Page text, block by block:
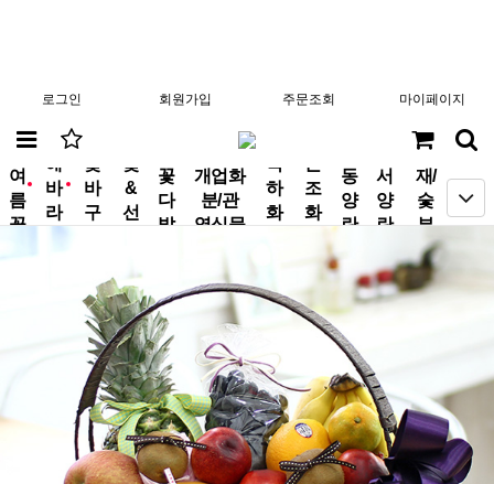
로그인 회원가입 주문조회 마이페이지
new
여
름
꽃
new
해
바
라
꽃
바
구
꽃
&
선
꽃
다
발
개업화
분/관
엽식물
축
하
화
근
조
화
동
양
란
서
양
란
분
재/
숯
부
작